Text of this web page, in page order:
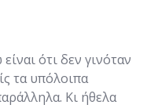
ότι δεν γινόταν
τα υπόλοιπα
Κι ήθελα